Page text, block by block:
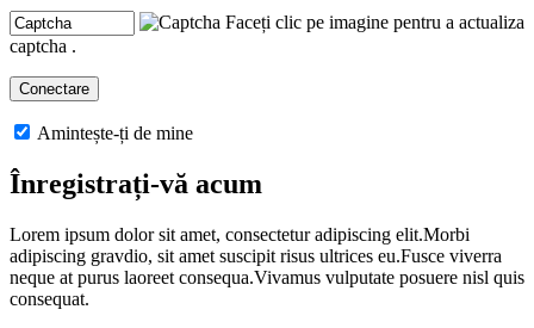
Faceți clic pe imagine pentru a actualiza
captcha .
Amintește-ți de mine
Înregistrați-vă acum
Lorem ipsum dolor sit amet, consectetur adipiscing elit.Morbi
adipiscing gravdio, sit amet suscipit risus ultrices eu.Fusce viverra
neque at purus laoreet consequa.Vivamus vulputate posuere nisl quis
consequat.